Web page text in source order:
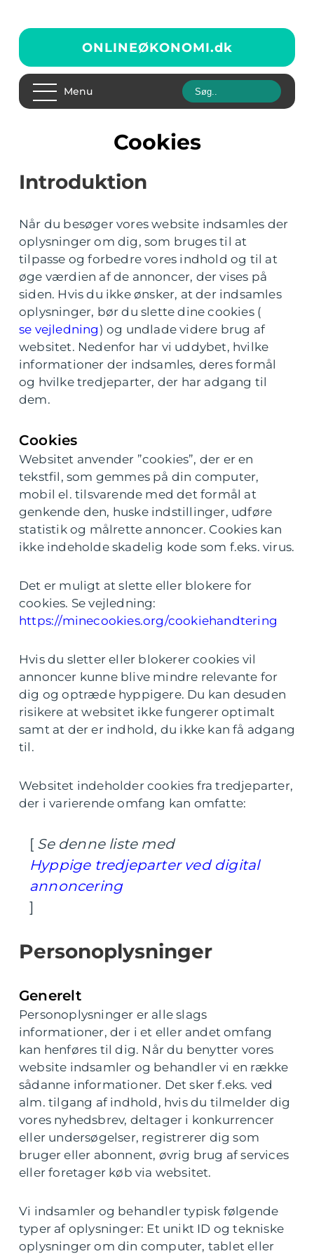
ONLINEØKONOMI.dk
Menu
Cookies
Introduktion
Når du besøger vores website indsamles der
oplysninger om dig, som bruges til at
tilpasse og forbedre vores indhold og til at
øge værdien af de annoncer, der vises på
siden. Hvis du ikke ønsker, at der indsamles
oplysninger, bør du slette dine cookies (
se vejledning ) og undlade videre brug af
websitet. Nedenfor har vi uddybet, hvilke
informationer der indsamles, deres formål
og hvilke tredjeparter, der har adgang til
dem.
Cookies
Websitet anvender ”cookies”, der er en
tekstfil, som gemmes på din computer,
mobil el. tilsvarende med det formål at
genkende den, huske indstillinger, udføre
statistik og målrette annoncer. Cookies kan
ikke indeholde skadelig kode som f.eks. virus.
Det er muligt at slette eller blokere for
cookies. Se vejledning:
https://minecookies.org/cookiehandtering
Hvis du sletter eller blokerer cookies vil
annoncer kunne blive mindre relevante for
dig og optræde hyppigere. Du kan desuden
risikere at websitet ikke fungerer optimalt
samt at der er indhold, du ikke kan få adgang
til.
Websitet indeholder cookies fra tredjeparter,
der i varierende omfang kan omfatte:
[ Se denne liste med
Hyppige tredjeparter ved digital
annoncering
]
Personoplysninger
Generelt
Personoplysninger er alle slags
informationer, der i et eller andet omfang
kan henføres til dig. Når du benytter vores
website indsamler og behandler vi en række
sådanne informationer. Det sker f.eks. ved
alm. tilgang af indhold, hvis du tilmelder dig
vores nyhedsbrev, deltager i konkurrencer
eller undersøgelser, registrerer dig som
bruger eller abonnent, øvrig brug af services
eller foretager køb via websitet.
Vi indsamler og behandler typisk følgende
typer af oplysninger: Et unikt ID og tekniske
oplysninger om din computer, tablet eller